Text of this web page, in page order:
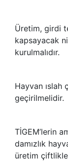
Üretim, girdi
kapsayacak
kurulmalıdır.
Hayvan ıslah
geçirilmelidir.
TİGEM’lerin
damızlık
üretim